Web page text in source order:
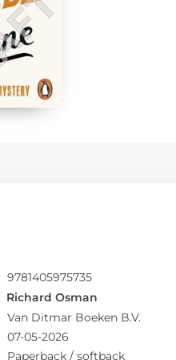
9781405975735
Richard Osman
Van Ditmar Boeken B.V.
07-05-2026
Paperback / softback